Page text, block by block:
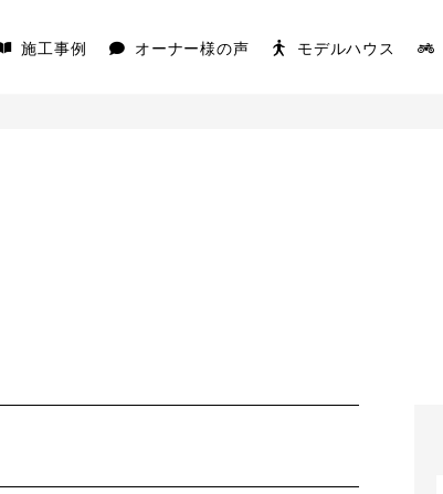
施工事例 オーナー様の声 モデルハウス